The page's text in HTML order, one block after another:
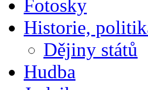
Fotosky
Historie,
Dějiny států
Hudba